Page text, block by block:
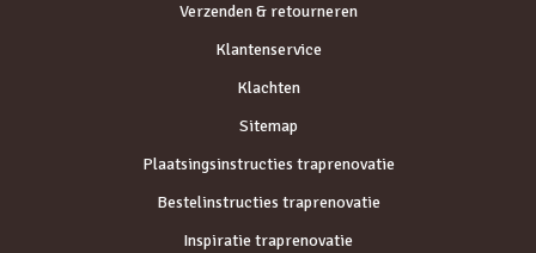
Verzenden & retourneren
Klantenservice
Klachten
Sitemap
Plaatsingsinstructies traprenovatie
Bestelinstructies traprenovatie
Inspiratie traprenovatie